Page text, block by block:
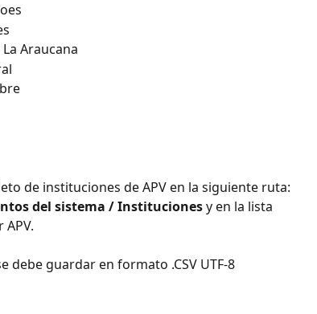
Araucana
de instituciones de APV en la siguiente ruta:
del sistema / Instituciones y en la lista
debe guardar en formato .CSV UTF-8